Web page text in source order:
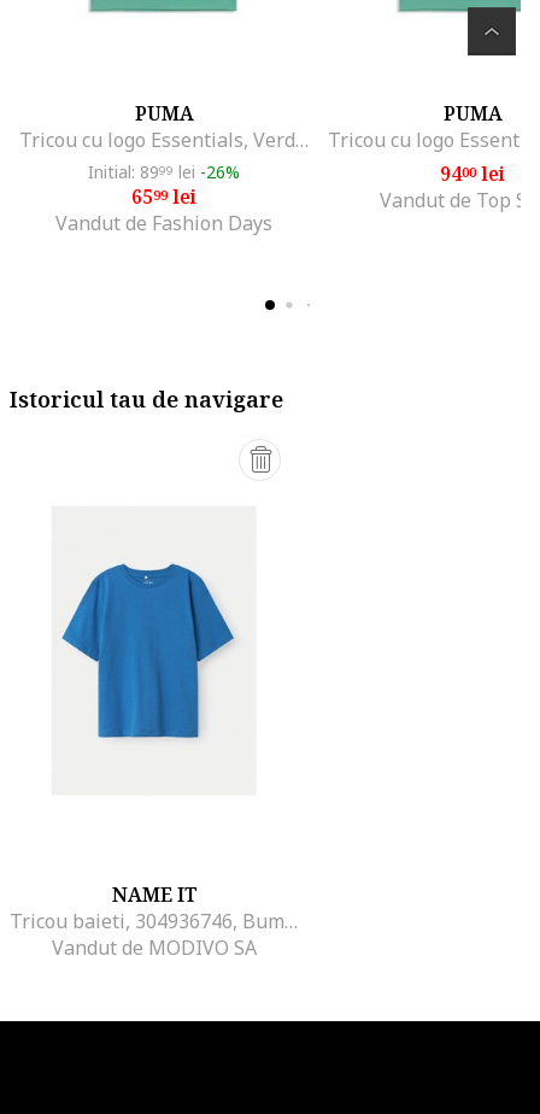
PUMA
Tricou cu logo Essentials, Verde aquamarin
Initial: 8999 lei -26%
6599lei
Vandut de Fashion Days
PUMA
9400lei
Vandut de Top
Istoricul tau de navigare
NAME IT
Tricou baieti, 304936746, Bumbac, Albastru, Albastru
Vandut de MODIVO SA